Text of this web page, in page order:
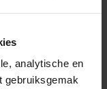
analytische en
gebruiksgemak